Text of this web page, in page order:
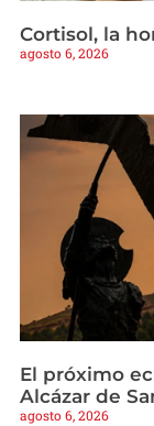
Cortisol, la
agosto 6, 2026
El próximo
Alcázar de
agosto 6, 2026